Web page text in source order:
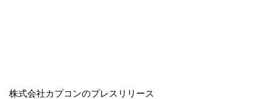
株式会社カプコンのプレスリリース